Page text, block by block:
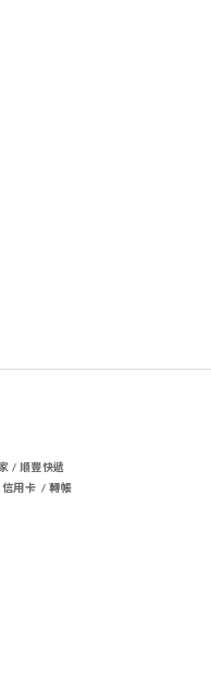
/ 順豐快遞
用卡 / 轉帳